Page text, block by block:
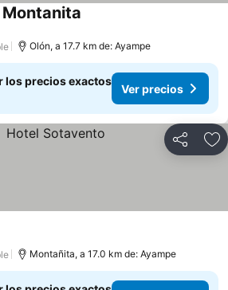
Olón, a 17.7 km de: Ayampe
los precios exactos
Ver precios
Compartir
Montañita, a 17.0 km de: Ayampe